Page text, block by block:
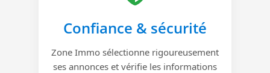
Confiance & sécurité
Zone Immo sélectionne rigoureusement
ses annonces et vérifie les informations